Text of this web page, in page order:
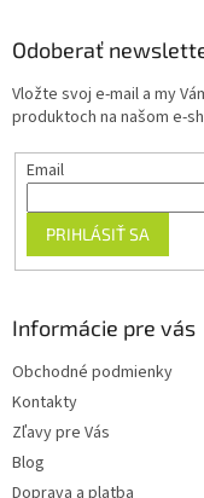
Odoberať
Vložte svoj e-mail a my
produktoch na našom e-
Email
PRIHLÁSIŤ SA
Informácie pre vás
Obchodné podmienky
Kontakty
Zľavy pre Vás
Blog
Doprava a platba